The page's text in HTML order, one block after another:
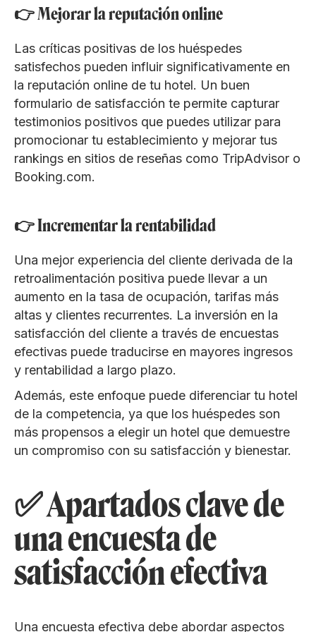
👉 Mejorar la reputación online
Las críticas positivas de los huéspedes
satisfechos pueden influir significativamente en
la reputación online de tu hotel. Un buen
formulario de satisfacción te permite capturar
testimonios positivos que puedes utilizar para
promocionar tu establecimiento y mejorar tus
rankings en sitios de reseñas como TripAdvisor o
Booking.com.
👉 Incrementar la rentabilidad
Una mejor experiencia del cliente derivada de la
retroalimentación positiva puede llevar a un
aumento en la tasa de ocupación, tarifas más
altas y clientes recurrentes. La inversión en la
satisfacción del cliente a través de encuestas
efectivas puede traducirse en mayores ingresos
y rentabilidad a largo plazo.
Además, este enfoque puede diferenciar tu hotel
de la competencia, ya que los huéspedes son
más propensos a elegir un hotel que demuestre
un compromiso con su satisfacción y bienestar.
✅ Apartados clave de
una encuesta de
satisfacción efectiva
Una encuesta efectiva debe abordar aspectos